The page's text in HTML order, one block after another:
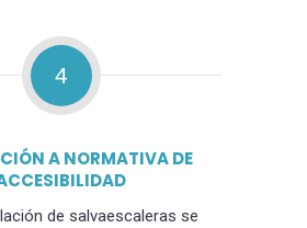
4
A NORMATIVA DE
de salvaescaleras se